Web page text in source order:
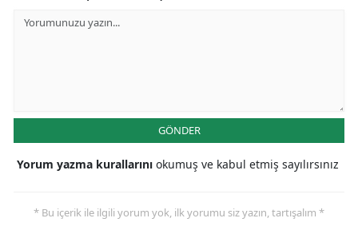
GÖNDER
Yorum yazma kurallarını okumuş ve kabul etmiş sayılırsınız
* Bu içerik ile ilgili yorum yok, ilk yorumu siz yazın, tartışalım *